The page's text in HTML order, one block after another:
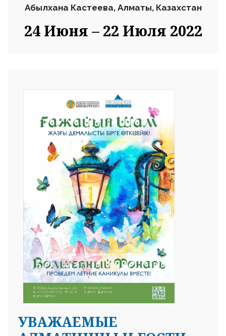
Абылхана Кастеева, Алматы, Казахстан
24 Июня – 22 Июля 2022
УВАЖАЕМЫЕ